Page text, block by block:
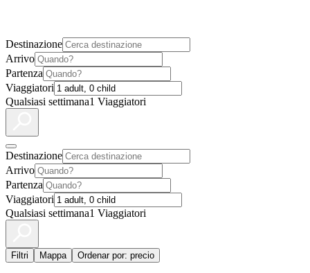
Destinazione
Arrivo
Partenza
Viaggiatori
Qualsiasi settimana1 Viaggiatori
Destinazione
Arrivo
Partenza
Viaggiatori
Qualsiasi settimana1 Viaggiatori
Filtri Mappa Ordenar por: precio